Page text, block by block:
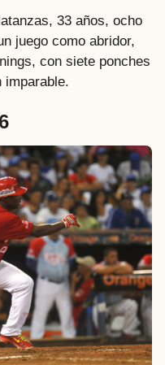
33 años, ocho
juego como abridor,
con siete ponches
imparable.